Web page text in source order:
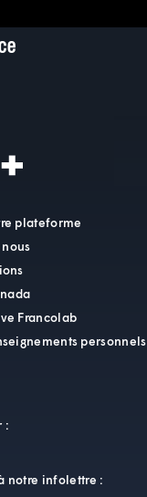
plateforme
Francolab
personnels
:
notre infolettre :